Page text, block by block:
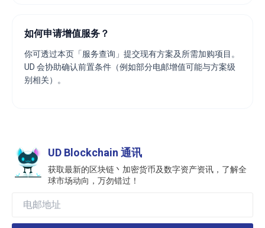
如何申请增值服务？
你可透过本页「服务查询」提交现有方案及所需加购项目。
UD 会协助确认前置条件（例如部分电邮增值可能与方案级
别相关）。
UD Blockchain 通讯
获取最新的区块链丶加密货币及数字资产资讯，了解全
球市场动向，万勿错过！